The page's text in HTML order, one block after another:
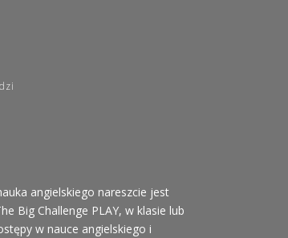
angielskiego nareszcie jest
Big Challenge PLAY, w klasie lub
w nauce angielskiego i